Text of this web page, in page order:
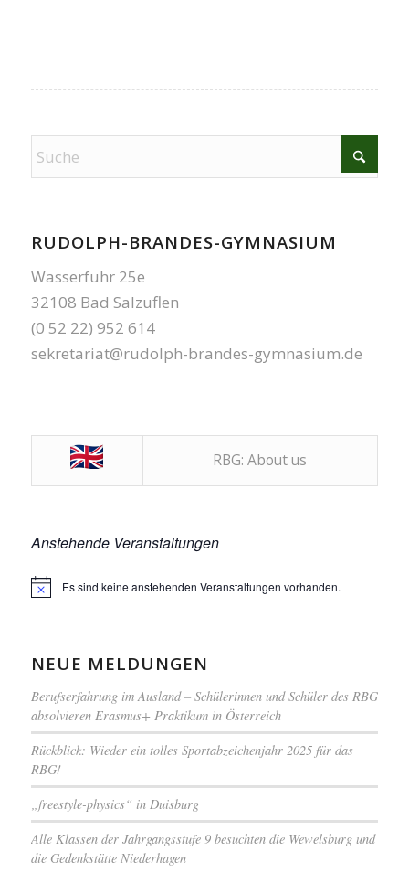
RUDOLPH-BRANDES-GYMNASIUM
Wasserfuhr 25e
32108 Bad Salzuflen
(0 52 22) 952 614
sekretariat@rudolph-brandes-gymnasium.de
RBG: About us
Anstehende Veranstaltungen
HinweisEs sind keine anstehenden Veranstaltungen vorhanden.
NEUE MELDUNGEN
Berufserfahrung im Ausland – Schülerinnen und Schüler des RBG
absolvieren Erasmus+ Praktikum in Österreich
Rückblick: Wieder ein tolles Sportabzeichenjahr 2025 für das
RBG!
„freestyle-physics“ in Duisburg
Alle Klassen der Jahrgangsstufe 9 besuchten die Wewelsburg und
die Gedenkstätte Niederhagen